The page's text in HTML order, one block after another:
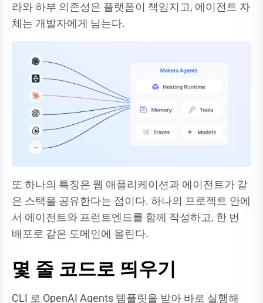
라와 하부 의존성은 플랫폼이 책임지고, 에이전트 자
체는 개발자에게 남는다.
또 하나의 특징은 웹 애플리케이션과 에이전트가 같
은 스택을 공유한다는 점이다. 하나의 프로젝트 안에
서 에이전트와 프런트엔드를 함께 작성하고, 한 번
배포로 같은 도메인에 올린다.
몇 줄 코드로 띄우기
CLI 로 OpenAI Agents 템플릿을 받아 바로 실행해